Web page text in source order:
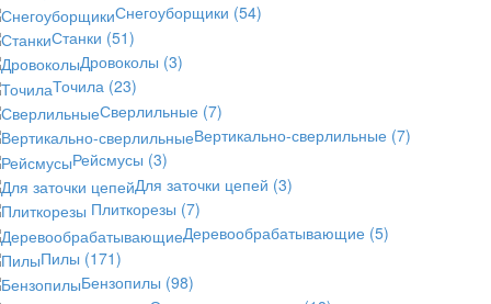
Снегоуборщики (54)
Станки (51)
Дровоколы (3)
Точила (23)
Сверлильные (7)
Вертикально-сверлильные (7)
Рейсмусы (3)
Для заточки цепей (3)
Плиткорезы (7)
Деревообрабатывающие (5)
Пилы (171)
Бензопилы (98)